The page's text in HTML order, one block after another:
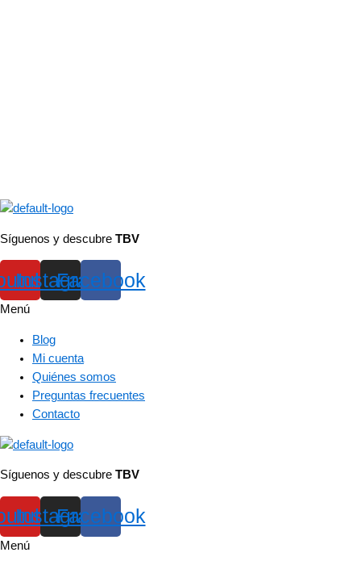
Síguenos y descubre TBV
Instagram
Facebook
Menú
Blog
Mi cuenta
Quiénes somos
Preguntas frecuentes
Contacto
Síguenos y descubre TBV
Instagram
Facebook
Menú